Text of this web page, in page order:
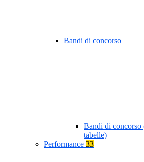
Bandi di concorso
Bandi di concorso
tabelle)
Performance 33